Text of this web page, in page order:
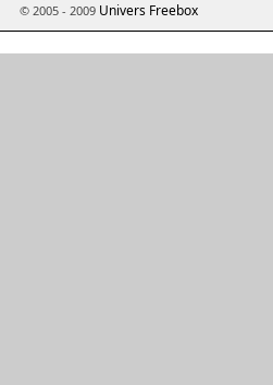
© 2005 - 2009 Univers Freebox